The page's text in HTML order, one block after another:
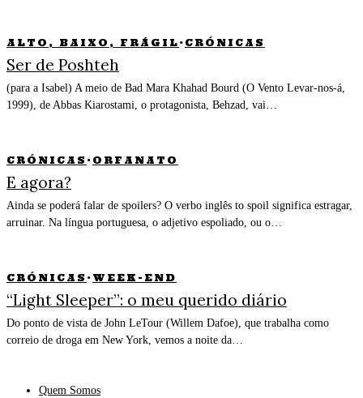
ALTO, BAIXO, FRÁGIL · CRÓNICAS
Ser de Poshteh
(para a Isabel) A meio de Bad Mara Khahad Bourd (O Vento Levar-nos-á,
1999), de Abbas Kiarostami, o protagonista, Behzad, vai…
CRÓNICAS · ORFANATO
E agora?
Ainda se poderá falar de spoilers? O verbo inglês to spoil significa estragar,
arruinar. Na língua portuguesa, o adjetivo espoliado, ou o…
CRÓNICAS · WEEK-END
“Light Sleeper”: o meu querido diário
Do ponto de vista de John LeTour (Willem Dafoe), que trabalha como
correio de droga em New York, vemos a noite da…
Quem Somos